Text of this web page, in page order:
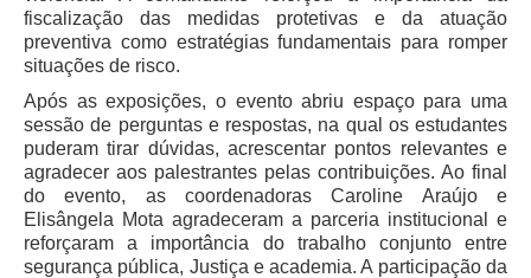
Agendamento de Reclamação Verbal
Glossário
Consulta de Pautas
Atas de Sessões do Pleno
Audiências e Sessões
Calendário das Sessões da 1ª Turma 2026
Calendário de Sessões da 2ª Turma - 2026
fiscalização das medidas protetivas e da atuação
preventiva como estratégias fundamentais para romper
situações de risco.
Após as exposições, o evento abriu espaço para uma
sessão de perguntas e respostas, na qual os estudantes
puderam tirar dúvidas, acrescentar pontos relevantes e
agradecer aos palestrantes pelas contribuições. Ao final
do evento, as coordenadoras Caroline Araújo e
Elisângela Mota agradeceram a parceria institucional e
reforçaram a importância do trabalho conjunto entre
segurança pública, Justiça e academia. A participação da